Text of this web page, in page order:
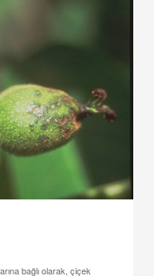
bağlı olarak, çiçek